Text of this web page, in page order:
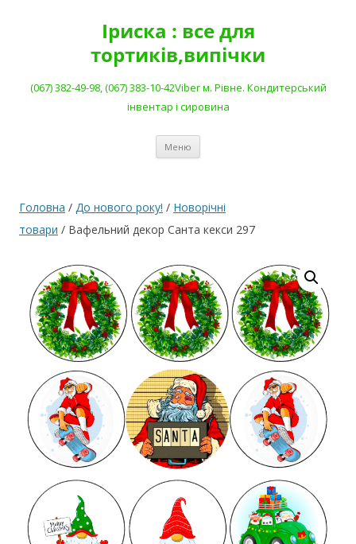
Іриска : все для
тортиків,випічки
(067) 382-49-98, (067) 383-10-42Viber м. Рівне. Кондитерський
інвентар і сировина
Меню
Головна / До нового року! / Новорічні
товари / Вафельний декор Санта кекси 297